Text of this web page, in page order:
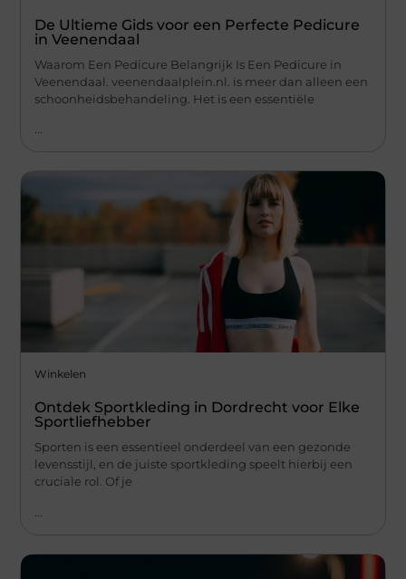
De Ultieme Gids voor een Perfecte Pedicure
in Veenendaal
Waarom Een Pedicure Belangrijk Is Een Pedicure in
Veenendaal. veenendaalplein.nl. is meer dan alleen een
schoonheidsbehandeling. Het is een essentiële
...
Winkelen
Ontdek Sportkleding in Dordrecht voor Elke
Sportliefhebber
Sporten is een essentieel onderdeel van een gezonde
levensstijl, en de juiste sportkleding speelt hierbij een
cruciale rol. Of je